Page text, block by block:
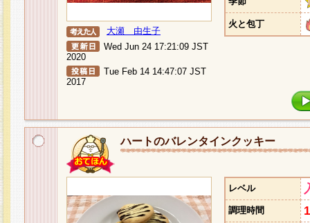
大瀬 由生子
Wed Jun 24 17:21:09 JST
2020
Tue Feb 14 14:47:07 JST
2017
火と包丁
ハートのバレンタインクッキー
レベル
調理時間